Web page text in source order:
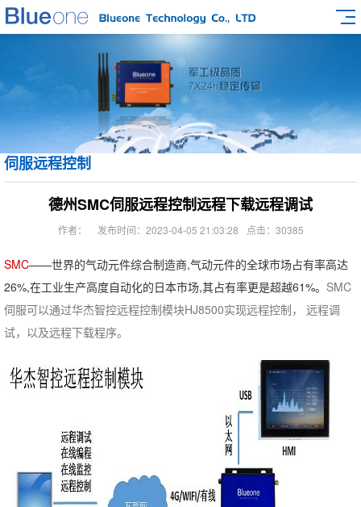
伺服远程控制
德州SMC伺服远程控制远程下载远程调试
作者： 发布时间：2023-04-05 21:03:28 点击：30385
SMC——世界的气动元件综合制造商,气动元件的全球市场占有率高达
26%,在工业生产高度自动化的日本市场,其占有率更是超越61%。 SMC
伺服可以通过华杰智控远程控制模块HJ8500实现远程控制， 远程调
试，以及远程下载程序。